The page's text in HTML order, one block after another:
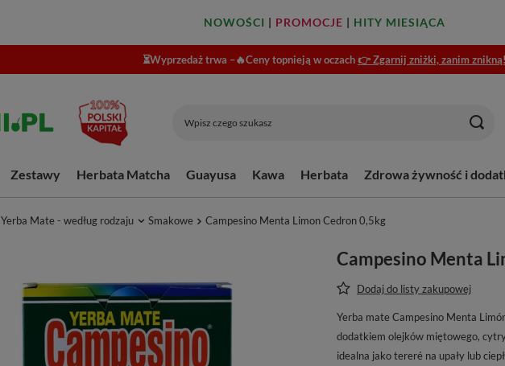
NOWOŚCI | PROMOCJE | HITY MIESIĄCA
⏳Wyprzedaż trwa –🔥Ceny topnieją w oczach 👉 Zgarnij zniżki, zanim znikną!
Zestawy Herbata Matcha Guayusa Kawa Herbata Zdrowa żywność i
Yerba Mate - według rodzaju Smakowe Campesino Menta Limon Cedron 0,5kg
Campesino Menta
Dodaj do listy zakupowej
Yerba mate Campesino Menta
dodatkiem olejków miętowego,
idealna jako tereré na upały lub